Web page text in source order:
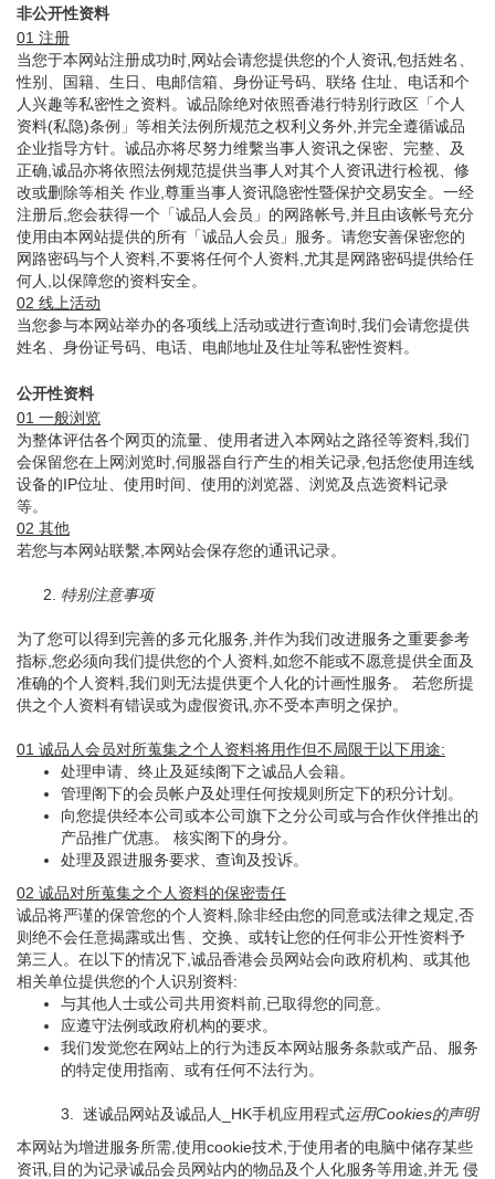
非公开性资料
01 注册
当您于本网站注册成功时,网站会请您提供您的个人资讯,包括姓名、
性别、国籍、生日、电邮信箱、身份证号码、联络 住址、电话和个
人兴趣等私密性之资料。诚品除绝对依照香港行特别行政区「个人
资料(私隐)条例」等相关法例所规范之权利义务外,并完全遵循诚品
企业指导方针。诚品亦将尽努力维繫当事人资讯之保密、完整、及
正确,诚品亦将依照法例规范提供当事人对其个人资讯进行检视、修
改或删除等相关 作业,尊重当事人资讯隐密性暨保护交易安全。一经
注册后,您会获得一个「诚品人会员」的网路帐号,并且由该帐号充分
使用由本网站提供的所有「诚品人会员」服务。请您安善保密您的
网路密码与个人资料,不要将任何个人资料,尤其是网路密码提供给任
何人,以保障您的资料安全。
02 线上活动
当您参与本网站举办的各项线上活动或进行查询时,我们会请您提供
姓名、身份证号码、电话、电邮地址及住址等私密性资料。
公开性资料
01 一般浏览
为整体评估各个网页的流量、使用者进入本网站之路径等资料,我们
会保留您在上网浏览时,伺服器自行产生的相关记录,包括您使用连线
设备的IP位址、使用时间、使用的浏览器、浏览及点选资料记录
等。
02 其他
若您与本网站联繫,本网站会保存您的通讯记录。
2. 特别注意事项
为了您可以得到完善的多元化服务,并作为我们改进服务之重要参考
指标,您必须向我们提供您的个人资料,如您不能或不愿意提供全面及
准确的个人资料,我们则无法提供更个人化的计画性服务。 若您所提
供之个人资料有错误或为虚假资讯,亦不受本声明之保护。
01 诚品人会员对所蒐集之个人资料将用作但不局限于以下用途:
处理申请、终止及延续阁下之诚品人会籍。
管理阁下的会员帐户及处理任何按规则所定下的积分计划。
向您提供经本公司或本公司旗下之分公司或与合作伙伴推出的
产品推广优惠。 核实阁下的身分。
处理及跟进服务要求、查询及投诉。
02 诚品对所蒐集之个人资料的保密责任
诚品将严谨的保管您的个人资料,除非经由您的同意或法律之规定,否
则绝不会任意揭露或出售、交换、或转让您的任何非公开性资料予
第三人。在以下的情况下,诚品香港会员网站会向政府机构、或其他
相关单位提供您的个人识别资料:
与其他人士或公司共用资料前,已取得您的同意。
应遵守法例或政府机构的要求。
我们发觉您在网站上的行为违反本网站服务条款或产品、服务
的特定使用指南、或有任何不法行为。
3. 迷诚品网站及诚品人_HK手机应用程式运用Cookies的声明
本网站为增进服务所需,使用cookie技术,于使用者的电脑中储存某些
资讯,目的为记录诚品会员网站内的物品及个人化服务等用途,并无 侵